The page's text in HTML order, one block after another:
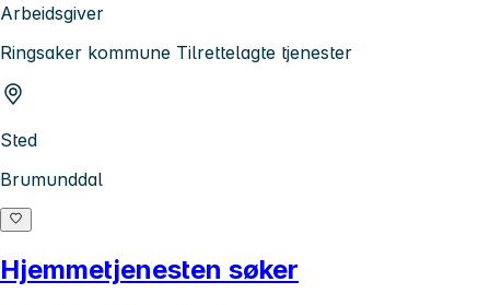
Arbeidsgiver
Ringsaker kommune Tilrettelagte tjenester
Sted
Brumunddal
Hjemmetjenesten søker